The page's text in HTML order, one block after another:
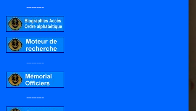
-------
-------
-------